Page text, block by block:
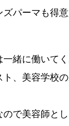
ズパーマも得
一緒に働いて
ト、美容学校
ので美容師と